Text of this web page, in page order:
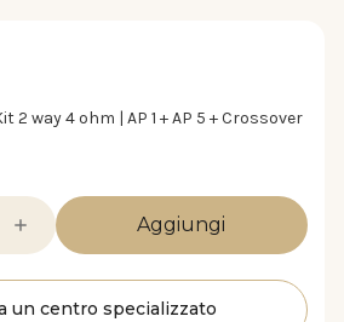
2 way 4 ohm | AP 1 + AP 5 + Crossover
Aumenta
quantità
di
130
un centro specializzato